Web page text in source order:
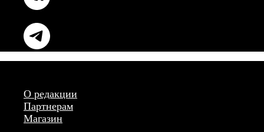
О редакции
Партнерам
Магазин